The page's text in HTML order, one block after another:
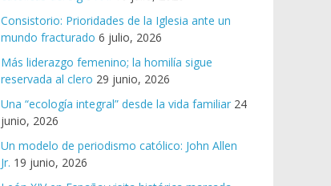
Consistorio: Prioridades de la Iglesia ante un
mundo fracturado 6 julio, 2026
Más liderazgo femenino; la homilía sigue
reservada al clero 29 junio, 2026
Una “ecología integral” desde la vida familiar 24
junio, 2026
Un modelo de periodismo católico: John Allen
Jr. 19 junio, 2026